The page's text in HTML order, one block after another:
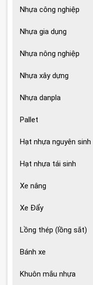
Nhựa công nghiệp
Nhựa gia dụng
Nhựa nông nghiệp
Nhựa xây dựng
Nhựa danpla
Pallet
Hạt nhựa nguyên sinh
Hạt nhựa tái sinh
Xe nâng
Xe Đẩy
Lồng thép (lồng sắt)
Bánh xe
Khuôn mắu nhựa